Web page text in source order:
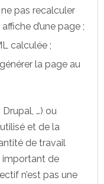
pas recalculer
d’une page ;
calculée ;
la page au
…) ou
et de la
de travail
important de
n’est pas une